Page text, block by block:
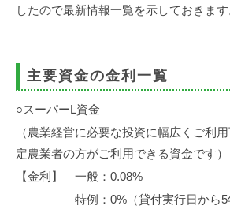
したので最新情報一覧を示しておきます
主要資金の金利一覧
○スーパーL資金
（農業経営に必要な投資に幅広くご利
定農業者の方がご利用できる資金です）
【金利】 一般：0.08%
特例：0%（貸付実行日から5年